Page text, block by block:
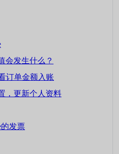
会发生什么？
订单金额入账
，更新个人资料
的发票